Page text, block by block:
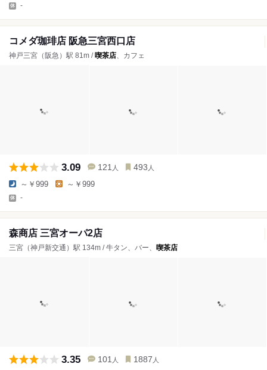
-
コメダ珈琲店 阪急三宮西口店
神戸三宮（阪急）駅 81m /喫茶店、カフェ
3.09 121 人 493 人
～￥999 ～￥999
-
森商店 三宮オーパ2店
三宮（神戸新交通）駅 134m / 牛タン、バー、 喫茶店
3.35 101 人 1887 人